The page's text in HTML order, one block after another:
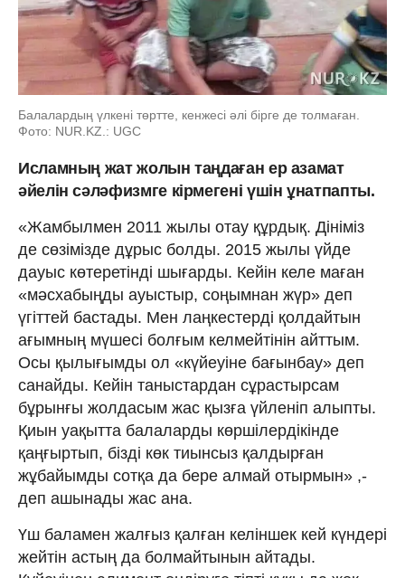
Балалардың үлкені төртте, кенжесі әлі бірге де толмаған.
Фото: NUR.KZ.: UGC
Исламның жат жолын таңдаған ер азамат
әйелін сәләфизмге кірмегені үшін ұнатпапты.
«Жамбылмен 2011 жылы отау құрдық. Дініміз
де сөзімізде дұрыс болды. 2015 жылы үйде
дауыс көтеретінді шығарды. Кейін келе маған
«мәсхабыңды ауыстыр, соңымнан жүр» деп
үгіттей бастады. Мен лаңкестерді қолдайтын
ағымның мүшесі болғым келмейтінін айттым.
Осы қылығымды ол «күйеуіне бағынбау» деп
санайды. Кейін таныстардан сұрастырсам
бұрынғы жолдасым жас қызға үйленіп алыпты.
Қиын уақытта балаларды көршілердікінде
қаңғыртып, бізді көк тиынсыз қалдырған
жұбайымды сотқа да бере алмай отырмын» ,-
деп ашынады жас ана.
Үш баламен жалғыз қалған келіншек кей күндері
жейтін астың да болмайтынын айтады.